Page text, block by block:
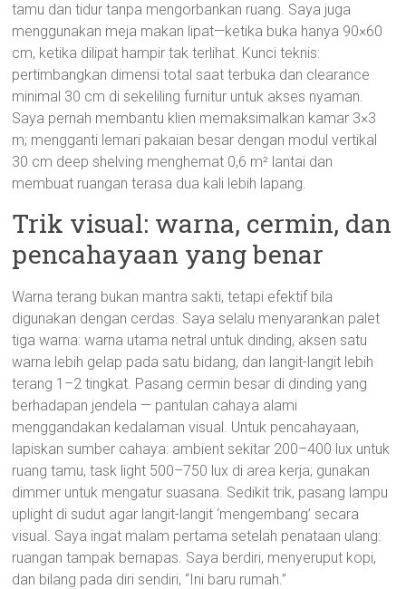
tamu dan tidur tanpa mengorbankan ruang. Saya juga
menggunakan meja makan lipat—ketika buka hanya 90×60
cm, ketika dilipat hampir tak terlihat. Kunci teknis:
pertimbangkan dimensi total saat terbuka dan clearance
minimal 30 cm di sekeliling furnitur untuk akses nyaman.
Saya pernah membantu klien memaksimalkan kamar 3×3
m; mengganti lemari pakaian besar dengan modul vertikal
30 cm deep shelving menghemat 0,6 m² lantai dan
membuat ruangan terasa dua kali lebih lapang.
Trik visual: warna, cermin, dan
pencahayaan yang benar
Warna terang bukan mantra sakti, tetapi efektif bila
digunakan dengan cerdas. Saya selalu menyarankan palet
tiga warna: warna utama netral untuk dinding, aksen satu
warna lebih gelap pada satu bidang, dan langit-langit lebih
terang 1–2 tingkat. Pasang cermin besar di dinding yang
berhadapan jendela — pantulan cahaya alami
menggandakan kedalaman visual. Untuk pencahayaan,
lapiskan sumber cahaya: ambient sekitar 200–400 lux untuk
ruang tamu, task light 500–750 lux di area kerja; gunakan
dimmer untuk mengatur suasana. Sedikit trik, pasang lampu
uplight di sudut agar langit-langit ‘mengembang’ secara
visual. Saya ingat malam pertama setelah penataan ulang:
ruangan tampak bernapas. Saya berdiri, menyeruput kopi,
dan bilang pada diri sendiri, “Ini baru rumah.”